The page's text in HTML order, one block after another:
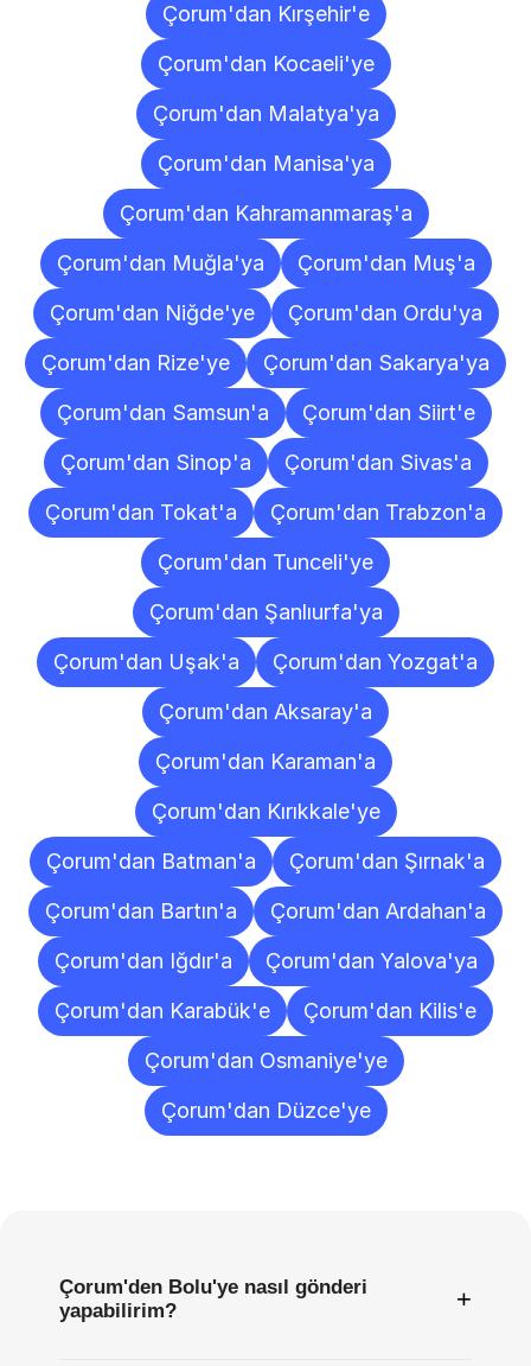
Çorum'dan Kırşehir'e
Çorum'dan Kocaeli'ye
Çorum'dan Malatya'ya
Çorum'dan Manisa'ya
Çorum'dan Kahramanmaraş'a
Çorum'dan Muğla'ya
Çorum'dan Muş'a
Çorum'dan Niğde'ye
Çorum'dan Ordu'ya
Çorum'dan Rize'ye
Çorum'dan Sakarya'ya
Çorum'dan Samsun'a
Çorum'dan Siirt'e
Çorum'dan Sinop'a
Çorum'dan Sivas'a
Çorum'dan Tokat'a
Çorum'dan Trabzon'a
Çorum'dan Tunceli'ye
Çorum'dan Şanlıurfa'ya
Çorum'dan Uşak'a
Çorum'dan Yozgat'a
Çorum'dan Aksaray'a
Çorum'dan Karaman'a
Çorum'dan Kırıkkale'ye
Çorum'dan Batman'a
Çorum'dan Şırnak'a
Çorum'dan Bartın'a
Çorum'dan Ardahan'a
Çorum'dan Iğdır'a
Çorum'dan Yalova'ya
Çorum'dan Karabük'e
Çorum'dan Kilis'e
Çorum'dan Osmaniye'ye
Çorum'dan Düzce'ye
Çorum'den Bolu'ye nasıl gönderi
yapabilirim?
+